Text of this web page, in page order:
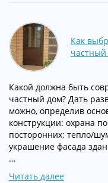
Как
Какой должна быть
частный дом? Дать
можно, определив
конструкции: охрана
посторонних; тепло/
украшение фасада
…
Читать далее